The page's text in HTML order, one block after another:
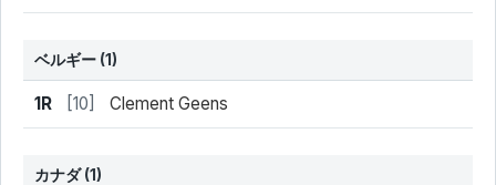
ベルギー (1)
結果 シード 選手名
1R [10] Clement Geens
カナダ(1)